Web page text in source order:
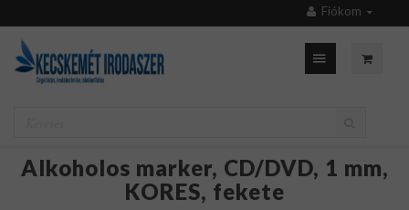
Fiókom
Alkoholos marker, CD/DVD, 1 mm,
KORES, fekete